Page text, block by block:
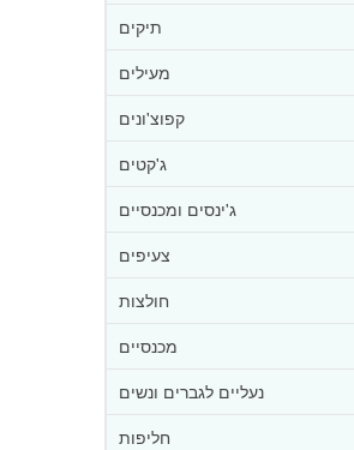
תיקים
מעילים
קפוצ'ונים
ג'קטים
ג'ינסים ומכנסיים
צעיפים
חולצות
מכנסיים
נעליים לגברים ונשים
חליפות